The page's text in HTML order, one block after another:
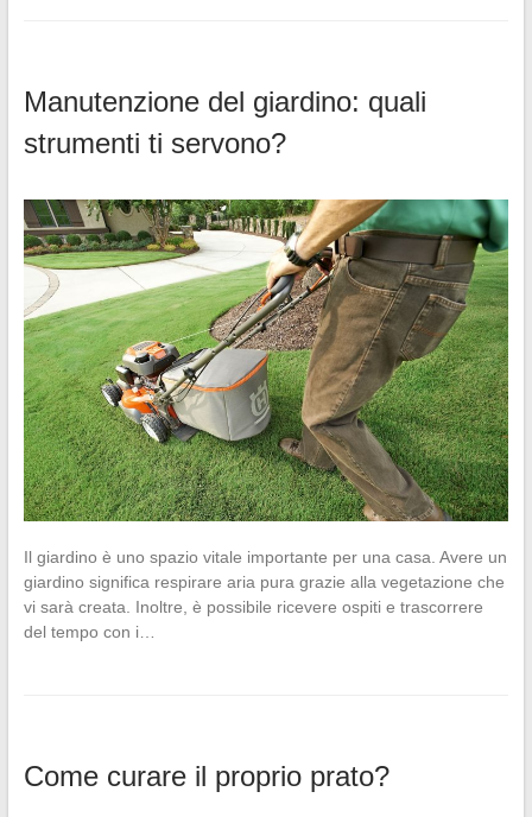
Manutenzione del giardino: quali
strumenti ti servono?
Il giardino è uno spazio vitale importante per una casa. Avere un
giardino significa respirare aria pura grazie alla vegetazione che
vi sarà creata. Inoltre, è possibile ricevere ospiti e trascorrere
del tempo con i…
Come curare il proprio prato?